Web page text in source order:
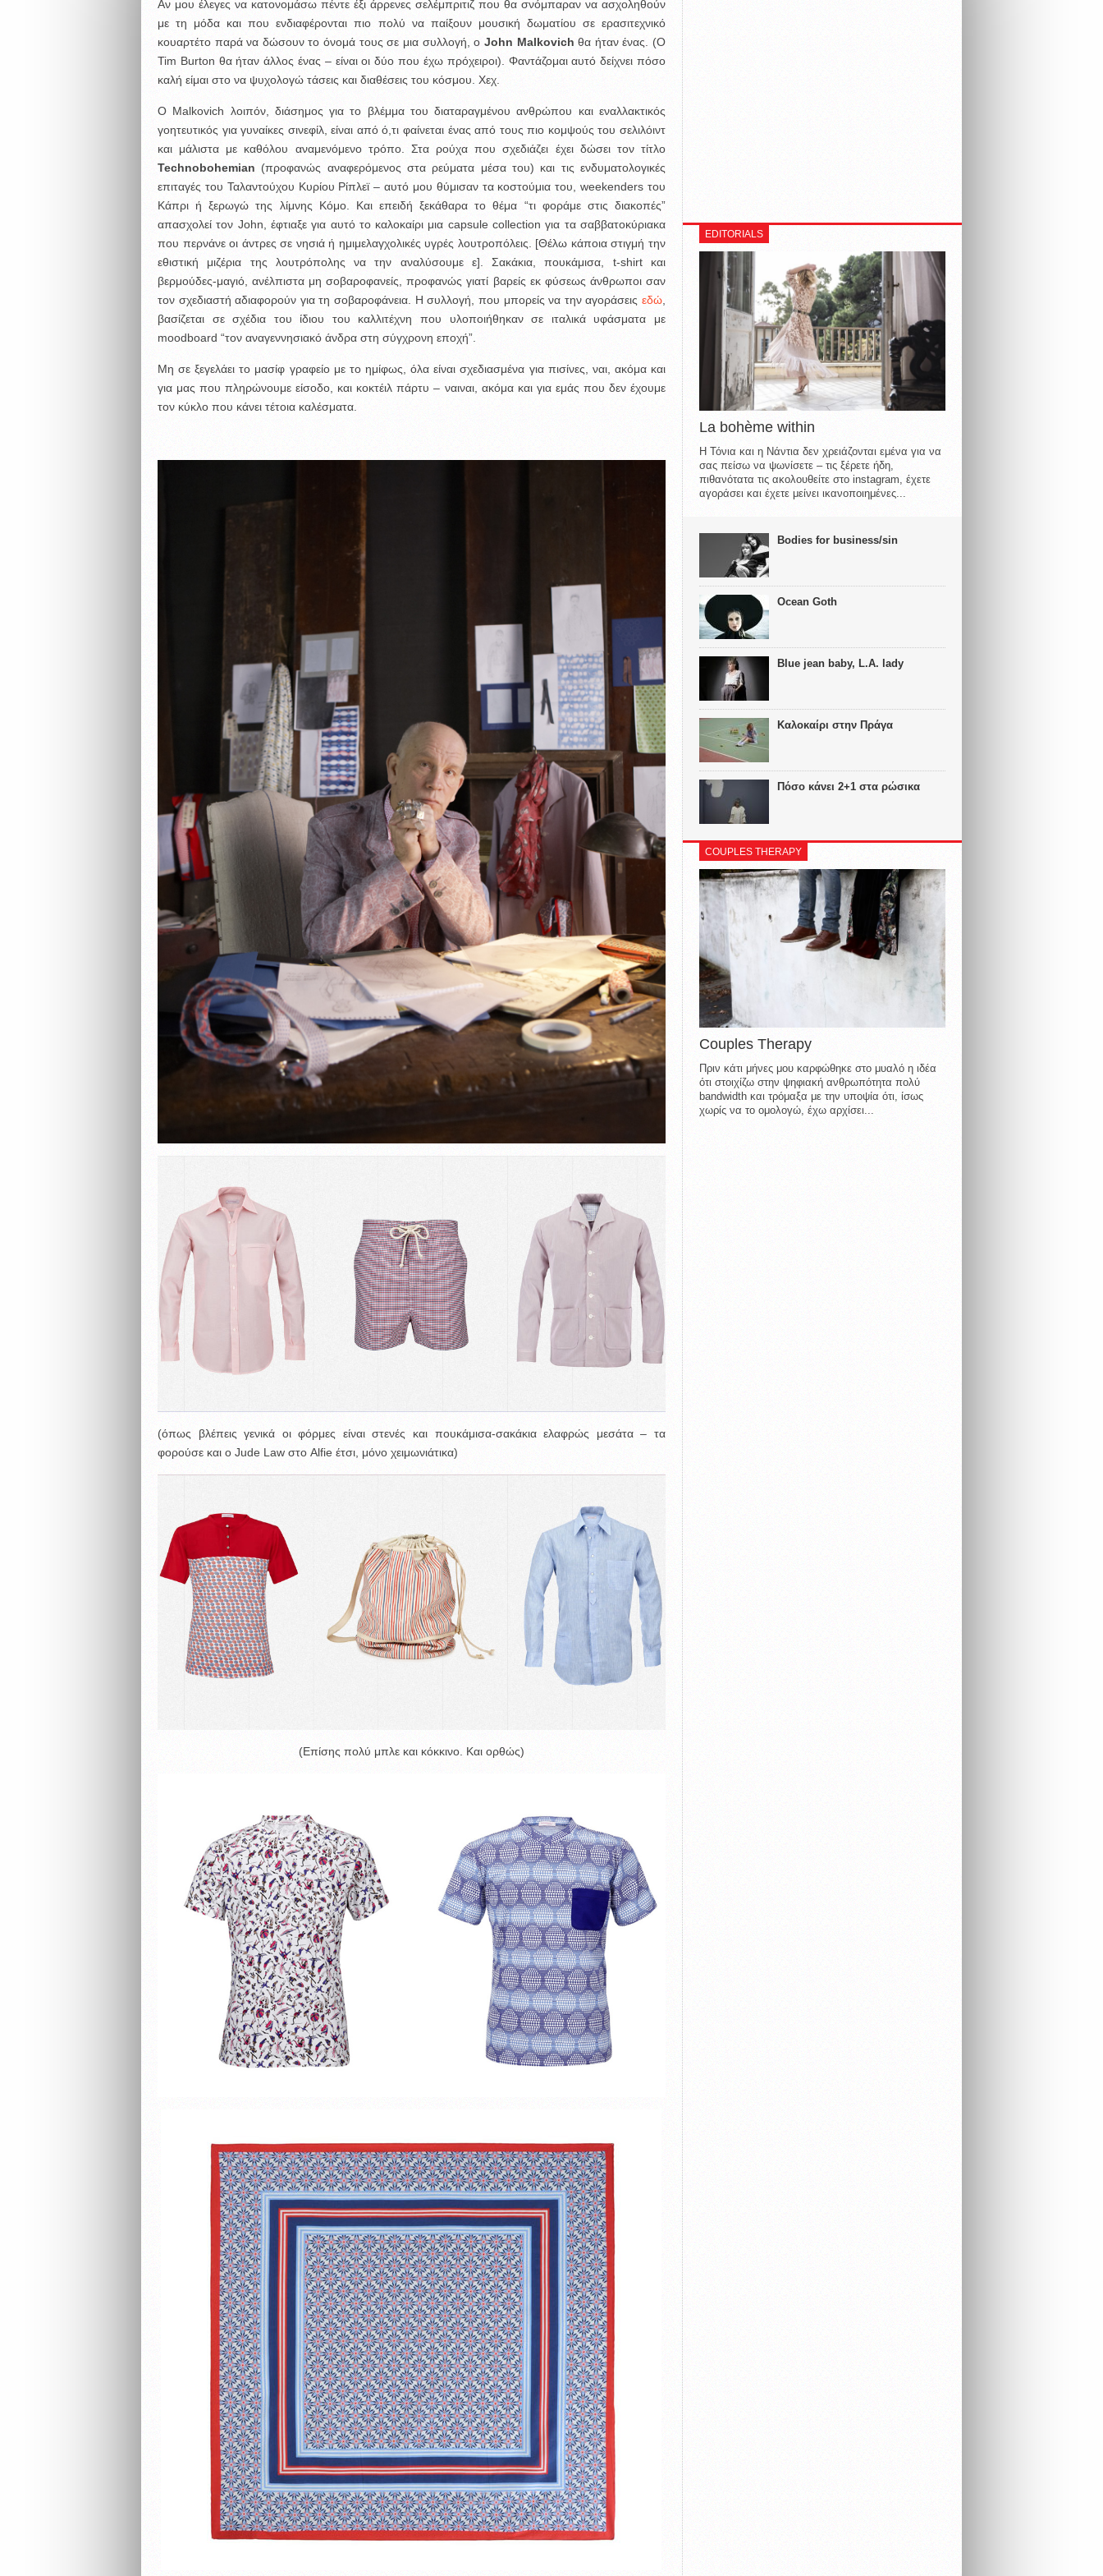
Αν μου έλεγες να κατονομάσω πέντε έξι άρρενες σελέμπριτιζ που θα σνόμπαραν να ασχοληθούν
με τη μόδα και που ενδιαφέρονται πιο πολύ να παίξουν μουσική δωματίου σε ερασιτεχνικό
κουαρτέτο παρά να δώσουν το όνομά τους σε μια συλλογή, ο John Malkovich θα ήταν ένας. (Ο
Tim Burton θα ήταν άλλος ένας – είναι οι δύο που έχω πρόχειροι). Φαντάζομαι αυτό δείχνει πόσο
καλή είμαι στο να ψυχολογώ τάσεις και διαθέσεις του κόσμου. Χεχ.
O Malkovich λοιπόν, διάσημος για το βλέμμα του διαταραγμένου ανθρώπου και εναλλακτικός
γοητευτικός για γυναίκες σινεφίλ, είναι από ό,τι φαίνεται ένας από τους πιο κομψούς του σελιλόιντ
και μάλιστα με καθόλου αναμενόμενο τρόπο. Στα ρούχα που σχεδιάζει έχει δώσει τον τίτλο
Technobohemian (προφανώς αναφερόμενος στα ρεύματα μέσα του) και τις ενδυματολογικές
επιταγές του Ταλαντούχου Κυρίου Ρίπλεϊ – αυτό μου θύμισαν τα κοστούμια του, weekenders του
Κάπρι ή ξερωγώ της λίμνης Κόμο. Και επειδή ξεκάθαρα το θέμα “τι φοράμε στις διακοπές”
απασχολεί τον John, έφτιαξε για αυτό το καλοκαίρι μια capsule collection για τα σαββατοκύριακα
που περνάνε οι άντρες σε νησιά ή ημιμελαγχολικές υγρές λουτροπόλεις. [Θέλω κάποια στιγμή την
εθιστική μιζέρια της λουτρόπολης να την αναλύσουμε ε]. Σακάκια, πουκάμισα, t-shirt και
βερμούδες-μαγιό, ανέλπιστα μη σοβαροφανείς, προφανώς γιατί βαρείς εκ φύσεως άνθρωποι σαν
τον σχεδιαστή αδιαφορούν για τη σοβαροφάνεια. H συλλογή, που μπορείς να την αγοράσειςεδώ
βασίζεται σε σχέδια του ίδιου του καλλιτέχνη που υλοποιήθηκαν σε ιταλικά υφάσματα με
moodboard “τον αναγεννησιακό άνδρα στη σύγχρονη εποχή”.
Μη σε ξεγελάει το μασίφ γραφείο με το ημίφως, όλα είναι σχεδιασμένα για πισίνες, ναι, ακόμα και
για μας που πληρώνουμε είσοδο, και κοκτέιλ πάρτυ – ναιναι, ακόμα και για εμάς που δεν έχουμε
τον κύκλο που κάνει τέτοια καλέσματα.
(όπως βλέπεις γενικά οι φόρμες είναι στενές και πουκάμισα-σακάκια ελαφρώς μεσάτα – τα
φορούσε και ο Jude Law στο Alfie έτσι, μόνο χειμωνιάτικα)
(Επίσης πολύ μπλε και κόκκινο. Και ορθώς)
EDITORIALS
La bohème within
Η Τόνια και η Νάντια δεν χρειάζονται εμένα για να
σας πείσω να ψωνίσετε – τις ξέρετε ήδη,
πιθανότατα τις ακολουθείτε στο instagram, έχετε
αγοράσει και έχετε μείνει ικανοποιημένες...
Bodies for business/sin
Ocean Goth
Blue jean baby, L.A. lady
Καλοκαίρι στην Πράγα
Πόσο κάνει 2+1 στα ρώσικα
COUPLES THERAPY
Couples Therapy
Πριν κάτι μήνες μου καρφώθηκε στο μυαλό η ιδέα
ότι στοιχίζω στην ψηφιακή ανθρωπότητα πολύ
bandwidth και τρόμαξα με την υποψία ότι, ίσως
χωρίς να το ομολογώ, έχω αρχίσει...